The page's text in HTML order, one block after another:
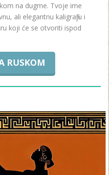
na dugme. Tvoje ime
ali elegantnu kaligrafiju i
koji će se otvoriti ispod
RUSKOM